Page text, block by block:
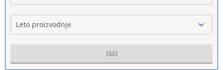
Leto proizvodnje
Išči